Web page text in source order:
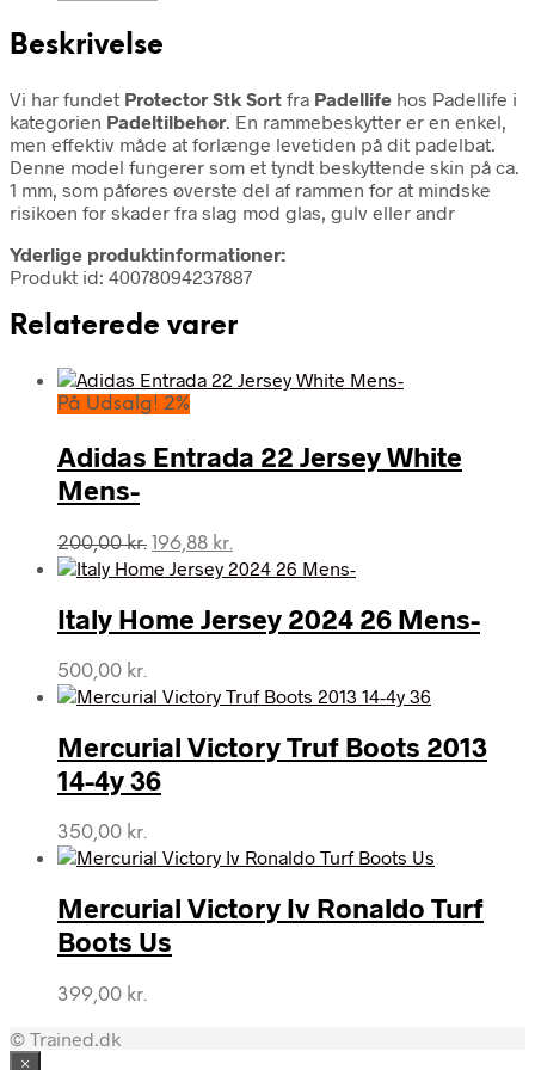
Beskrivelse
Vi har fundet Protector Stk Sort fra Padellife hos Padellife i
kategorien Padeltilbehør. En rammebeskytter er en enkel,
men effektiv måde at forlænge levetiden på dit padelbat.
Denne model fungerer som et tyndt beskyttende skin på ca.
1 mm, som påføres øverste del af rammen for at mindske
risikoen for skader fra slag mod glas, gulv eller andr
Yderlige produktinformationer:
Produkt id: 40078094237887
Relaterede varer
På Udsalg! 2%
Adidas Entrada 22 Jersey White
Mens-
200,00kr. Den
oprindelige
var:
200,00 kr..
196,88 kr.
aktuelle
er:
196,88 kr..
Italy Home Jersey 2024 26 Mens-
500,00 kr.
Mercurial Victory Truf Boots 2013
14-4y 36
350,00 kr.
Mercurial Victory Iv Ronaldo Turf
Boots Us
399,00 kr.
© Trained.dk
×